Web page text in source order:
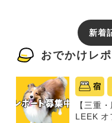
新着
おでかけレ
宿
【三重
LEEK オ